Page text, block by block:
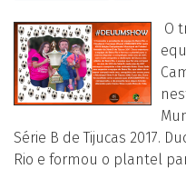
O
Série B de Tijucas 2017.
Rio e formou o plantel